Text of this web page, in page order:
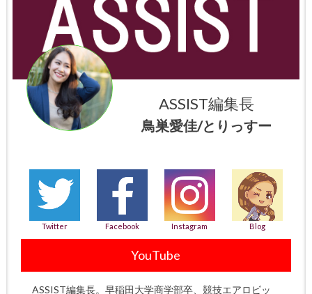
ASSIST編集長
鳥巣愛佳/とりっすー
Twitter Facebook Instagram Blog
YouTube
ASSIST編集長。早稲田大学商学部卒、競技エアロビッ